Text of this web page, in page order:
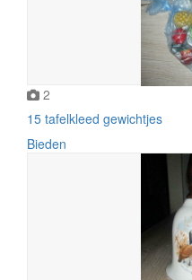
2
15 tafelkleed gewichtjes
Bieden